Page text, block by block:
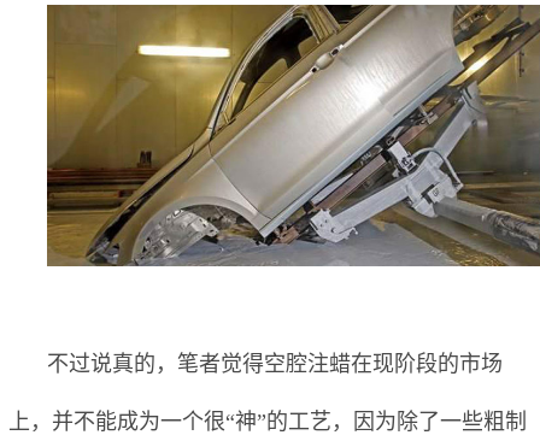
不过说真的，笔者觉得空腔注蜡在现阶段的市场
上，并不能成为一个很“神”的工艺，因为除了一些粗制